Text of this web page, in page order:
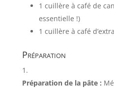
1 cuillère à café de
essentielle !)
1 cuillère à café
Préparation
Préparation de la pâte :